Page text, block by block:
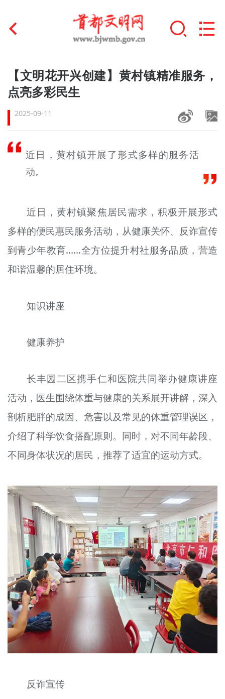
首页
文明创建
文明实践
文明培育
未成年人思想道德建设
+
身边好人
文明评论
专题
【文明花开兴创建】黄村镇精准服务，
点亮多彩民生
2025-09-11
近日，黄村镇开展了形式多样的服务活
动。
近日，黄村镇聚焦居民需求，积极开展形式
多样的便民惠民服务活动，从健康关怀、反诈宣传
到青少年教育……全方位提升村社服务品质，营造
和谐温馨的居住环境。
知识讲座
健康养护
长丰园二区携手仁和医院共同举办健康讲座
活动，医生围绕体重与健康的关系展开讲解，深入
剖析肥胖的成因、危害以及常见的体重管理误区，
介绍了科学饮食搭配原则。同时，对不同年龄段、
不同身体状况的居民，推荐了适宜的运动方式。
反诈宣传